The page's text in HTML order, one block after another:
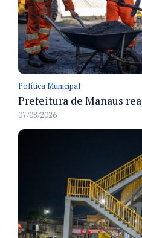
Política Municipal
07/08/2026